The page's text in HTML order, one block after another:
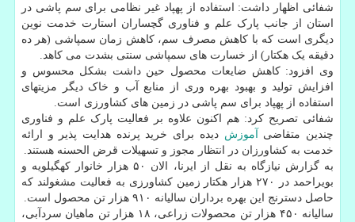
شفائی اظهار داشت: استفاده از پهپاد غیر نظامی برای سم پاشی در
استان از جانب پارک علم و فناوری گچساران استارت خدمت نوین
دیگری است که با کاهش مصرف سم، کاهش زمان سمپاشی (هر ده
دقیقه یک هکتار) از خسارت های سمپاشی سنتی بشدت می کاهد.
وی افزود: کاهش ضایعات محصول حین داشت بشکل محسوس و
افزایش تولید و بهبود بهره وری از منابع آب و خاک دیگر مزیتهای
استفاده از پهپاد برای سم پاشی در زمین های کشاورزی است.
شفائی تصریح کرد: هم اکنون علاوه بر فعالیت پارک علم و فناوری
چندین متقاضی
آموزش دیده برای خرید پرنده هدایت پذیر و ارائه
خدمت به کشاورزان در انتظار مجوز و تسهیلات قرض الحسنه هستند.
به گزارش نیازگاه به نقل از ایرنا، الان ۵۰ هزار خانوار کهگیلویه و
بویراحمد در ۲۷۰ هزار هکتار زمین کشاورزی به فعالیت مشغولند که
حاصل دسترنج این بهره برداران سالیانه ۹۱۰ هزار تن محصول است.
سالیانه ۴۵۰ هزار تن محصولات زراعی، ۱۸ هزار تن ماهیان سردآبی،